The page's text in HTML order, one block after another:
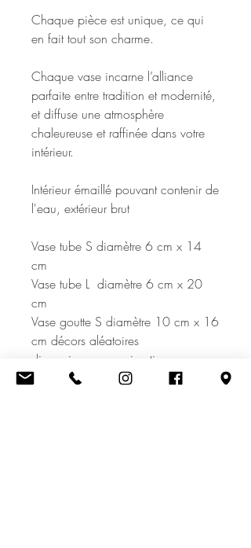
Chaque pièce est unique, ce qui
en fait tout son charme.
Chaque vase incarne l’alliance
parfaite entre tradition et modernité,
et diffuse une atmosphère
chaleureuse et raffinée dans votre
intérieur.
Intérieur émaillé pouvant contenir de
l'eau, extérieur brut
Vase tube S diamètre 6 cm x 14
cm
Vase tube L diamètre 6 cm x 20
cm
Vase goutte S diamètre 10 cm x 16
cm décors aléatoires
dimensions approximatives
Pièces uniques.